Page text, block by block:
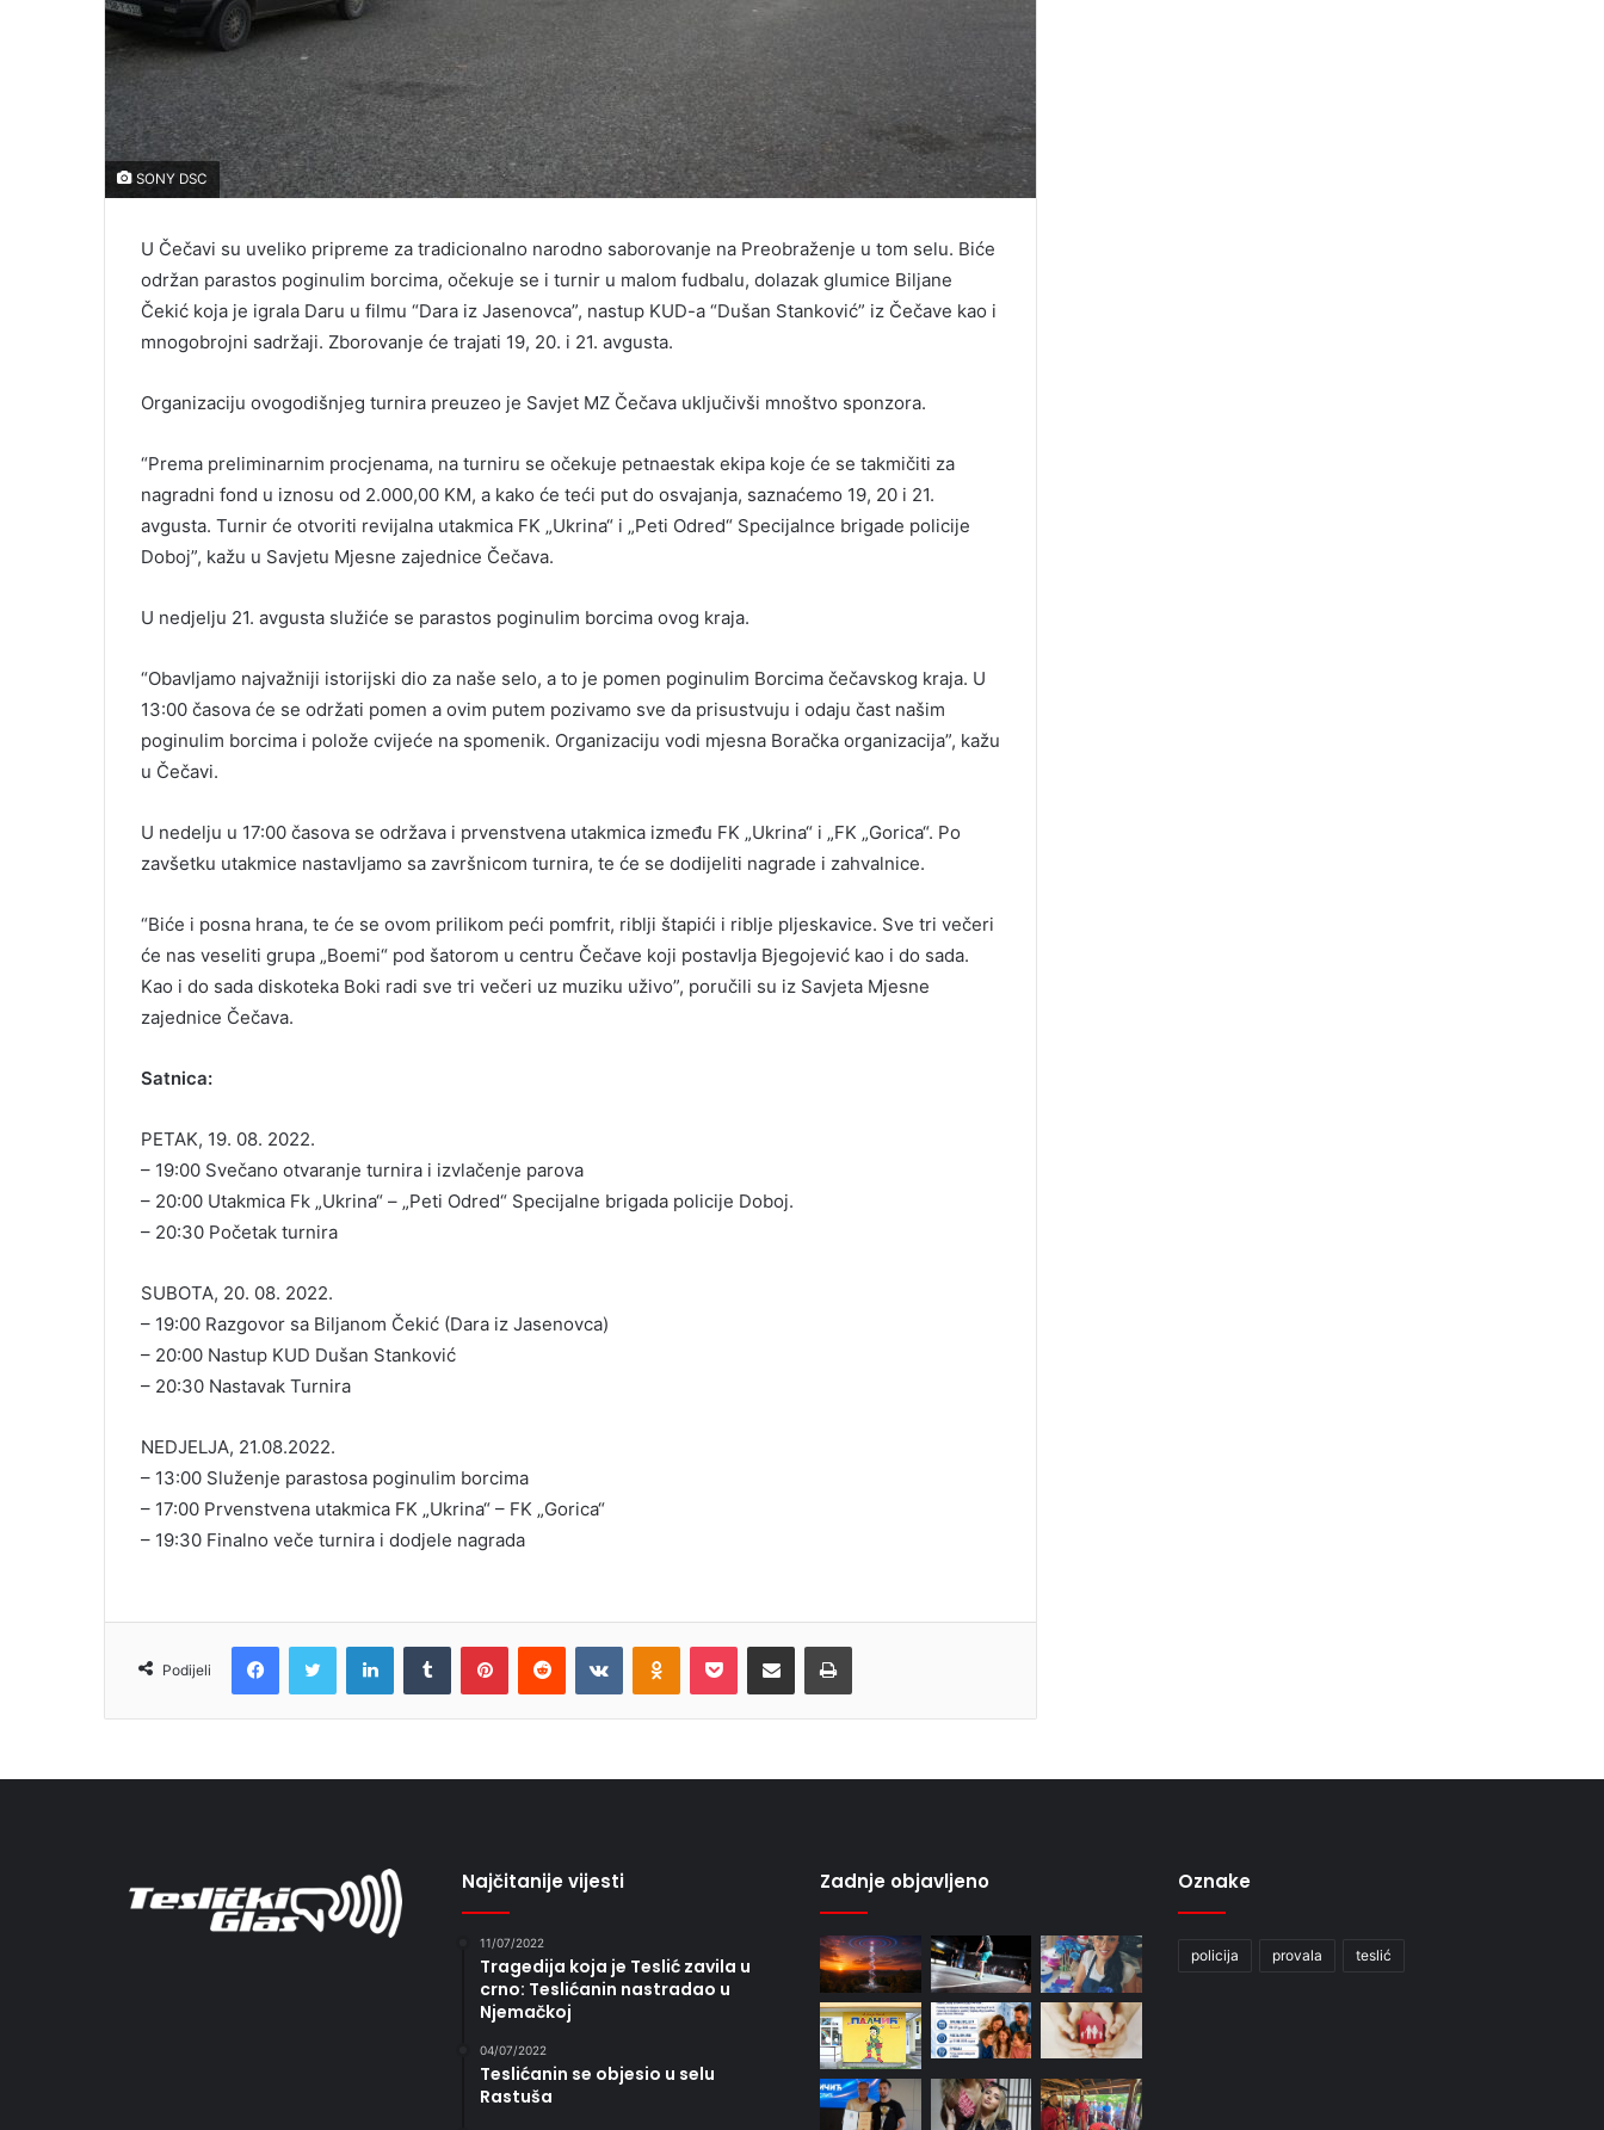
SONY DSC
U Čečavi su uveliko pripreme za tradicionalno narodno saborovanje na Preobraženje u tom selu. Biće
održan parastos poginulim borcima, očekuje se i turnir u malom fudbalu, dolazak glumice Biljane
Čekić koja je igrala Daru u filmu “Dara iz Jasenovca”, nastup KUD-a “Dušan Stanković” iz Čečave kao i
mnogobrojni sadržaji. Zborovanje će trajati 19, 20. i 21. avgusta.
Organizaciju ovogodišnjeg turnira preuzeo je Savjet MZ Čečava uključivši mnoštvo sponzora.
“Prema preliminarnim procjenama, na turniru se očekuje petnaestak ekipa koje će se takmičiti za
nagradni fond u iznosu od 2.000,00 KM, a kako će teći put do osvajanja, saznaćemo 19, 20 i 21.
avgusta. Turnir će otvoriti revijalna utakmica FK „Ukrina“ i „Peti Odred“ Specijalnce brigade policije
Doboj”, kažu u Savjetu Mjesne zajednice Čečava.
U nedjelju 21. avgusta služiće se parastos poginulim borcima ovog kraja.
“Obavljamo najvažniji istorijski dio za naše selo, a to je pomen poginulim Borcima čečavskog kraja. U
13:00 časova će se održati pomen a ovim putem pozivamo sve da prisustvuju i odaju čast našim
poginulim borcima i polože cvijeće na spomenik. Organizaciju vodi mjesna Boračka organizacija”, kažu
u Čečavi.
U nedelju u 17:00 časova se održava i prvenstvena utakmica između FK „Ukrina“ i „FK „Gorica“. Po
zavšetku utakmice nastavljamo sa završnicom turnira, te će se dodijeliti nagrade i zahvalnice.
“Biće i posna hrana, te će se ovom prilikom peći pomfrit, riblji štapići i riblje pljeskavice. Sve tri večeri
će nas veseliti grupa „Boemi“ pod šatorom u centru Čečave koji postavlja Bjegojević kao i do sada.
Kao i do sada diskoteka Boki radi sve tri večeri uz muziku uživo”, poručili su iz Savjeta Mjesne
zajednice Čečava.
Satnica:
PETAK, 19. 08. 2022.
– 19:00 Svečano otvaranje turnira i izvlačenje parova
– 20:00 Utakmica Fk „Ukrina“ – „Peti Odred“ Specijalne brigada policije Doboj.
– 20:30 Početak turnira
SUBOTA, 20. 08. 2022.
– 19:00 Razgovor sa Biljanom Čekić (Dara iz Jasenovca)
– 20:00 Nastup KUD Dušan Stanković
– 20:30 Nastavak Turnira
NEDJELJA, 21.08.2022.
– 13:00 Služenje parastosa poginulim borcima
– 17:00 Prvenstvena utakmica FK „Ukrina“ – FK „Gorica“
– 19:30 Finalno veče turnira i dodjele nagrada
Podijeli
FacebookTwitter LinkedInTumblr PinterestReddit VKontakteOdnoklassniki
Pocket Share via Email Print
Najčitanije vijesti
11/07/2022
Tragedija koja je Teslić zavila u
crno: Teslićanin nastradao u
Njemačkoj
04/07/2022
Teslićanin se objesio u selu
Rastuša
Zadnje objavljeno Oznake
policija provala teslić